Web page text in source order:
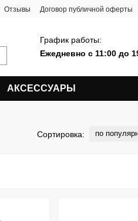
Отзывы Договор публичной оферты
График работы:
Ежедневно с 11:00 до
АКСЕССУАРЫ
Сортировка: по